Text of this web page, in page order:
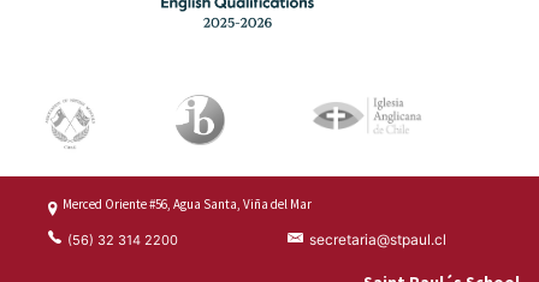
Merced Oriente #56, Agua Santa, Viña del Mar
(56) 32 314 2200 secretaria@stpaul.cl